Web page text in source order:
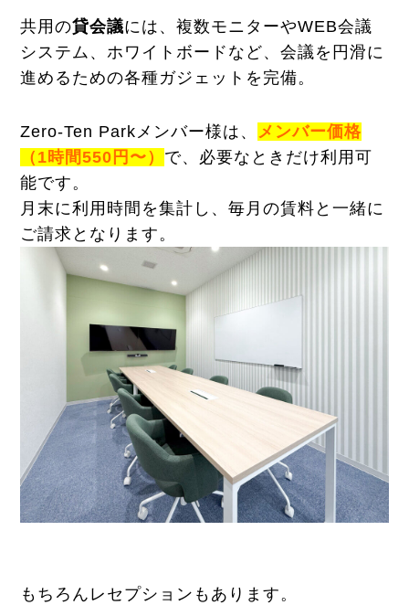
共用の貸会議には、複数モニターやWEB会議
システム、ホワイトボードなど、会議を円滑に
進めるための各種ガジェットを完備。
Zero-Ten Parkメンバー様は、
メンバー価格
（1時間550円〜） で、必要なときだけ利用可
能です。
月末に利用時間を集計し、毎月の賃料と一緒に
ご請求となります。
もちろんレセプションもあります。